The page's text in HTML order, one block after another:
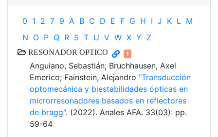
0 1 2 7 9 A B C D E F G H I J K L M
N O P Q R S T U V W X Y Z
RESONADOR OPTICO 1
Anguiano, Sebastián; Bruchhausen, Axel
Emerico; Fainstein, Alejandro "Transducción
optomecánica y biestabilidades ópticas en
microrresonadores basados en reflectores
de bragg". (2022). Anales AFA. 33(03): pp.
59-64